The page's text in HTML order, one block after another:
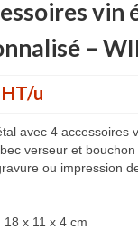
supporters
Power
publicitaire
vin
–
HT/u
avec 4 accessoires
verseur et bouchon
ou impression
x 11 x 4 cm